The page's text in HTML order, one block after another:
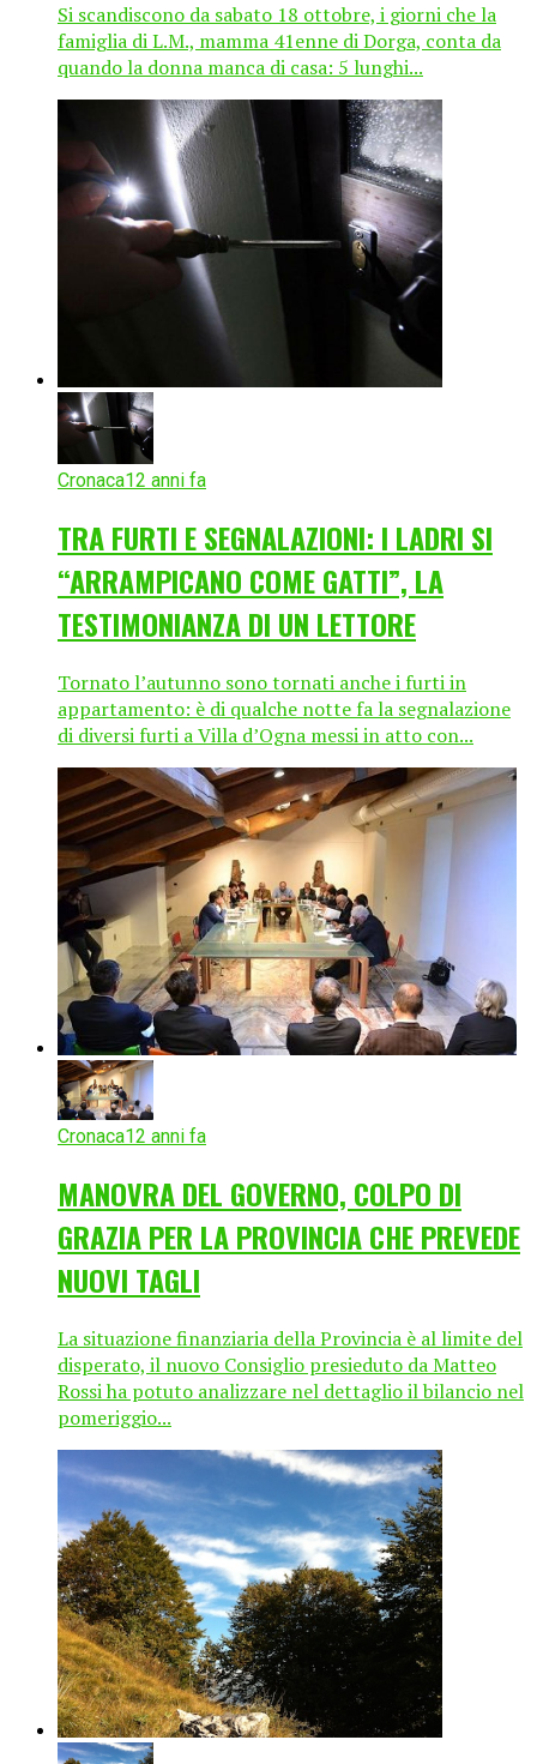
Si scandiscono da sabato 18 ottobre, i giorni che la
famiglia di L.M., mamma 41enne di Dorga, conta da
quando la donna manca di casa: 5 lunghi...
Cronaca12 anni fa
TRA FURTI E SEGNALAZIONI: I LADRI SI
“ARRAMPICANO COME GATTI”, LA
TESTIMONIANZA DI UN LETTORE
Tornato l’autunno sono tornati anche i furti in
appartamento: è di qualche notte fa la segnalazione
di diversi furti a Villa d’Ogna messi in atto con...
Cronaca12 anni fa
MANOVRA DEL GOVERNO, COLPO DI
GRAZIA PER LA PROVINCIA CHE PREVEDE
NUOVI TAGLI
La situazione finanziaria della Provincia è al limite del
disperato, il nuovo Consiglio presieduto da Matteo
Rossi ha potuto analizzare nel dettaglio il bilancio nel
pomeriggio...